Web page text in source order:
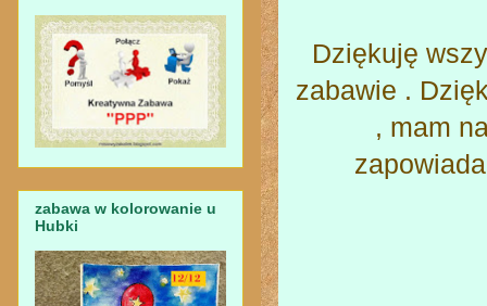
Dziękuję
zabawie .
, mam
zabawa w kolorowanie u
Hubki